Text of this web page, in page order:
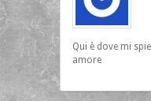
Qui è dove mi
amore